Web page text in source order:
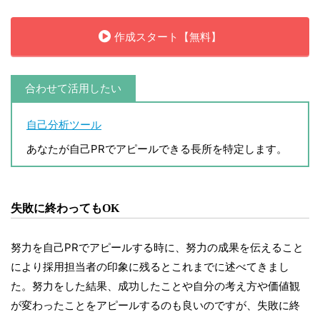
作成スタート【無料】
合わせて活用したい
自己分析ツール
あなたが自己PRでアピールできる長所を特定します。
失敗に終わってもOK
努力を自己PRでアピールする時に、努力の成果を伝えること
により採用担当者の印象に残るとこれまでに述べてきまし
た。努力をした結果、成功したことや自分の考え方や価値観
が変わったことをアピールするのも良いのですが、失敗に終